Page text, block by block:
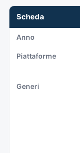
Scheda
Anno
Piattaforme
Generi